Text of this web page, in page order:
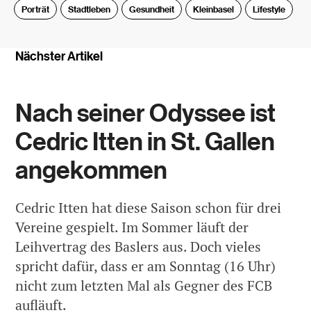
Porträt Stadtleben Gesundheit Kleinbasel Lifestyle
Nächster Artikel
Nach seiner Odyssee ist
Cedric Itten in St. Gallen
angekommen
Cedric Itten hat diese Saison schon für drei
Vereine gespielt. Im Sommer läuft der
Leihvertrag des Baslers aus. Doch vieles
spricht dafür, dass er am Sonntag (16 Uhr)
nicht zum letzten Mal als Gegner des FCB
aufläuft.